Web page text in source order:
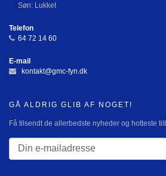
Søn: Lukket
Telefon
64 72 14 60
E-mail
kontakt@gmc-fyn.dk
GÅ ALDRIG GLIB AF NOGET!
Få tilsendt de allerbedste nyheder og hotteste